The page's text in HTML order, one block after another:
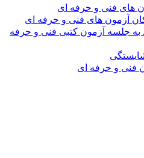
های فنی و حرفه ای
آزمون های فنی و حرفه ای
به جلسه آزمون کتبی فنی و حرفه
فنی و حرفه ای